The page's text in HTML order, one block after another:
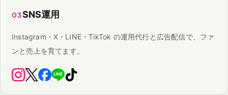
03SNS運用
Instagram・X・LINE・TikTok の運用代行と広告配信で、ファ
ンと売上を育てます。